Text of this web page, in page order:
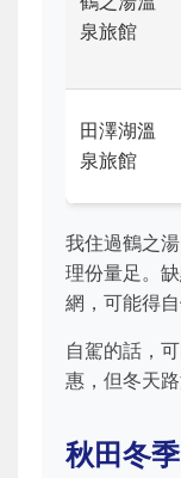
泉旅館
田澤湖溫
泉旅館
我住過鶴之
理份量足。
網，可能得自
自駕的話，
惠，但冬天
秋田冬